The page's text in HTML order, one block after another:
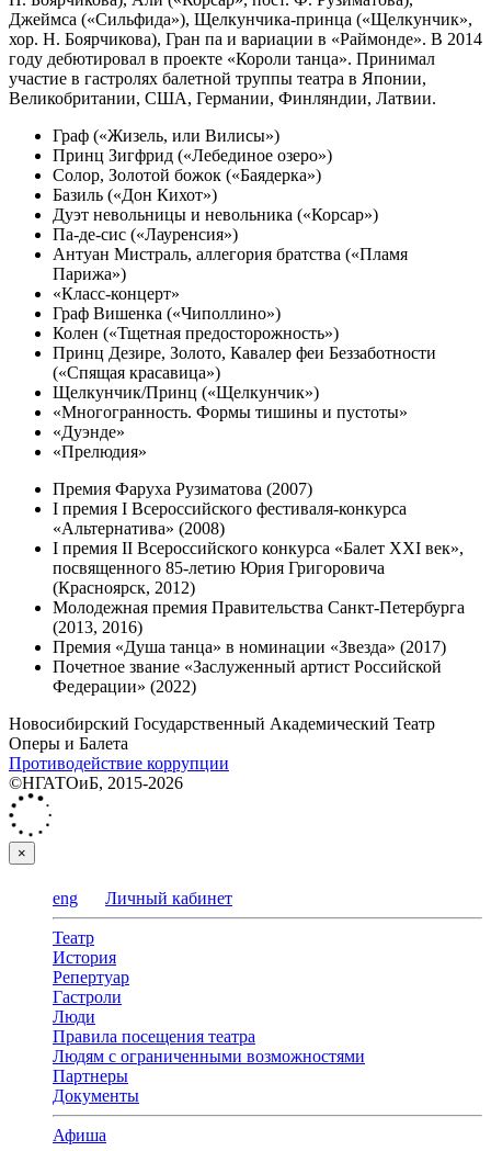
Джеймса («Сильфида»), Щелкунчика-принца («Щелкунчик»,
хор. Н. Боярчикова), Гран па и вариации в «Раймонде». В 2014
году дебютировал в проекте «Короли танца». Принимал
участие в гастролях балетной труппы театра в Японии,
Великобритании, США, Германии, Финляндии, Латвии.
Граф («Жизель, или Вилисы»)
Принц Зигфрид («Лебединое озеро»)
Солор, Золотой божок («Баядерка»)
Базиль («Дон Кихот»)
Дуэт невольницы и невольника («Корсар»)
Па-де-сис («Лауренсия»)
Антуан Мистраль, аллегория братства («Пламя
Парижа»)
«Класс-концерт»
Граф Вишенка («Чиполлино»)
Колен («Тщетная предосторожность»)
Принц Дезире, Золото, Кавалер феи Беззаботности
(«Спящая красавица»)
Щелкунчик/Принц («Щелкунчик»)
«Многогранность. Формы тишины и пустоты»
«Дуэнде»
«Прелюдия»
Премия Фаруха Рузиматова (2007)
I премия I Всероссийского фестиваля-конкурса
«Альтернатива» (2008)
I премия II Всероссийского конкурса «Балет XXI век»,
посвященного 85-летию Юрия Григоровича
(Красноярск, 2012)
Молодежная премия Правительства Санкт-Петербурга
(2013, 2016)
Премия «Душа танца» в номинации «Звезда» (2017)
Почетное звание «Заслуженный артист Российской
Федерации» (2022)
Новосибирский Государственный Академический Театр
Оперы и Балета
Противодействие коррупции
©НГАТОиБ, 2015-2026
×
eng Личный кабинет
Театр
История
Репертуар
Гастроли
Люди
Правила посещения театра
Людям с ограниченными возможностями
Партнеры
Документы
Афиша